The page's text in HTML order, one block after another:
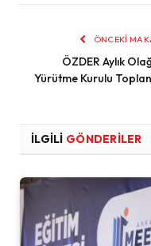
ÖNCEKI
ÖZDER Aylık
Yürütme Kurulu
İLGILI GÖNDERILER